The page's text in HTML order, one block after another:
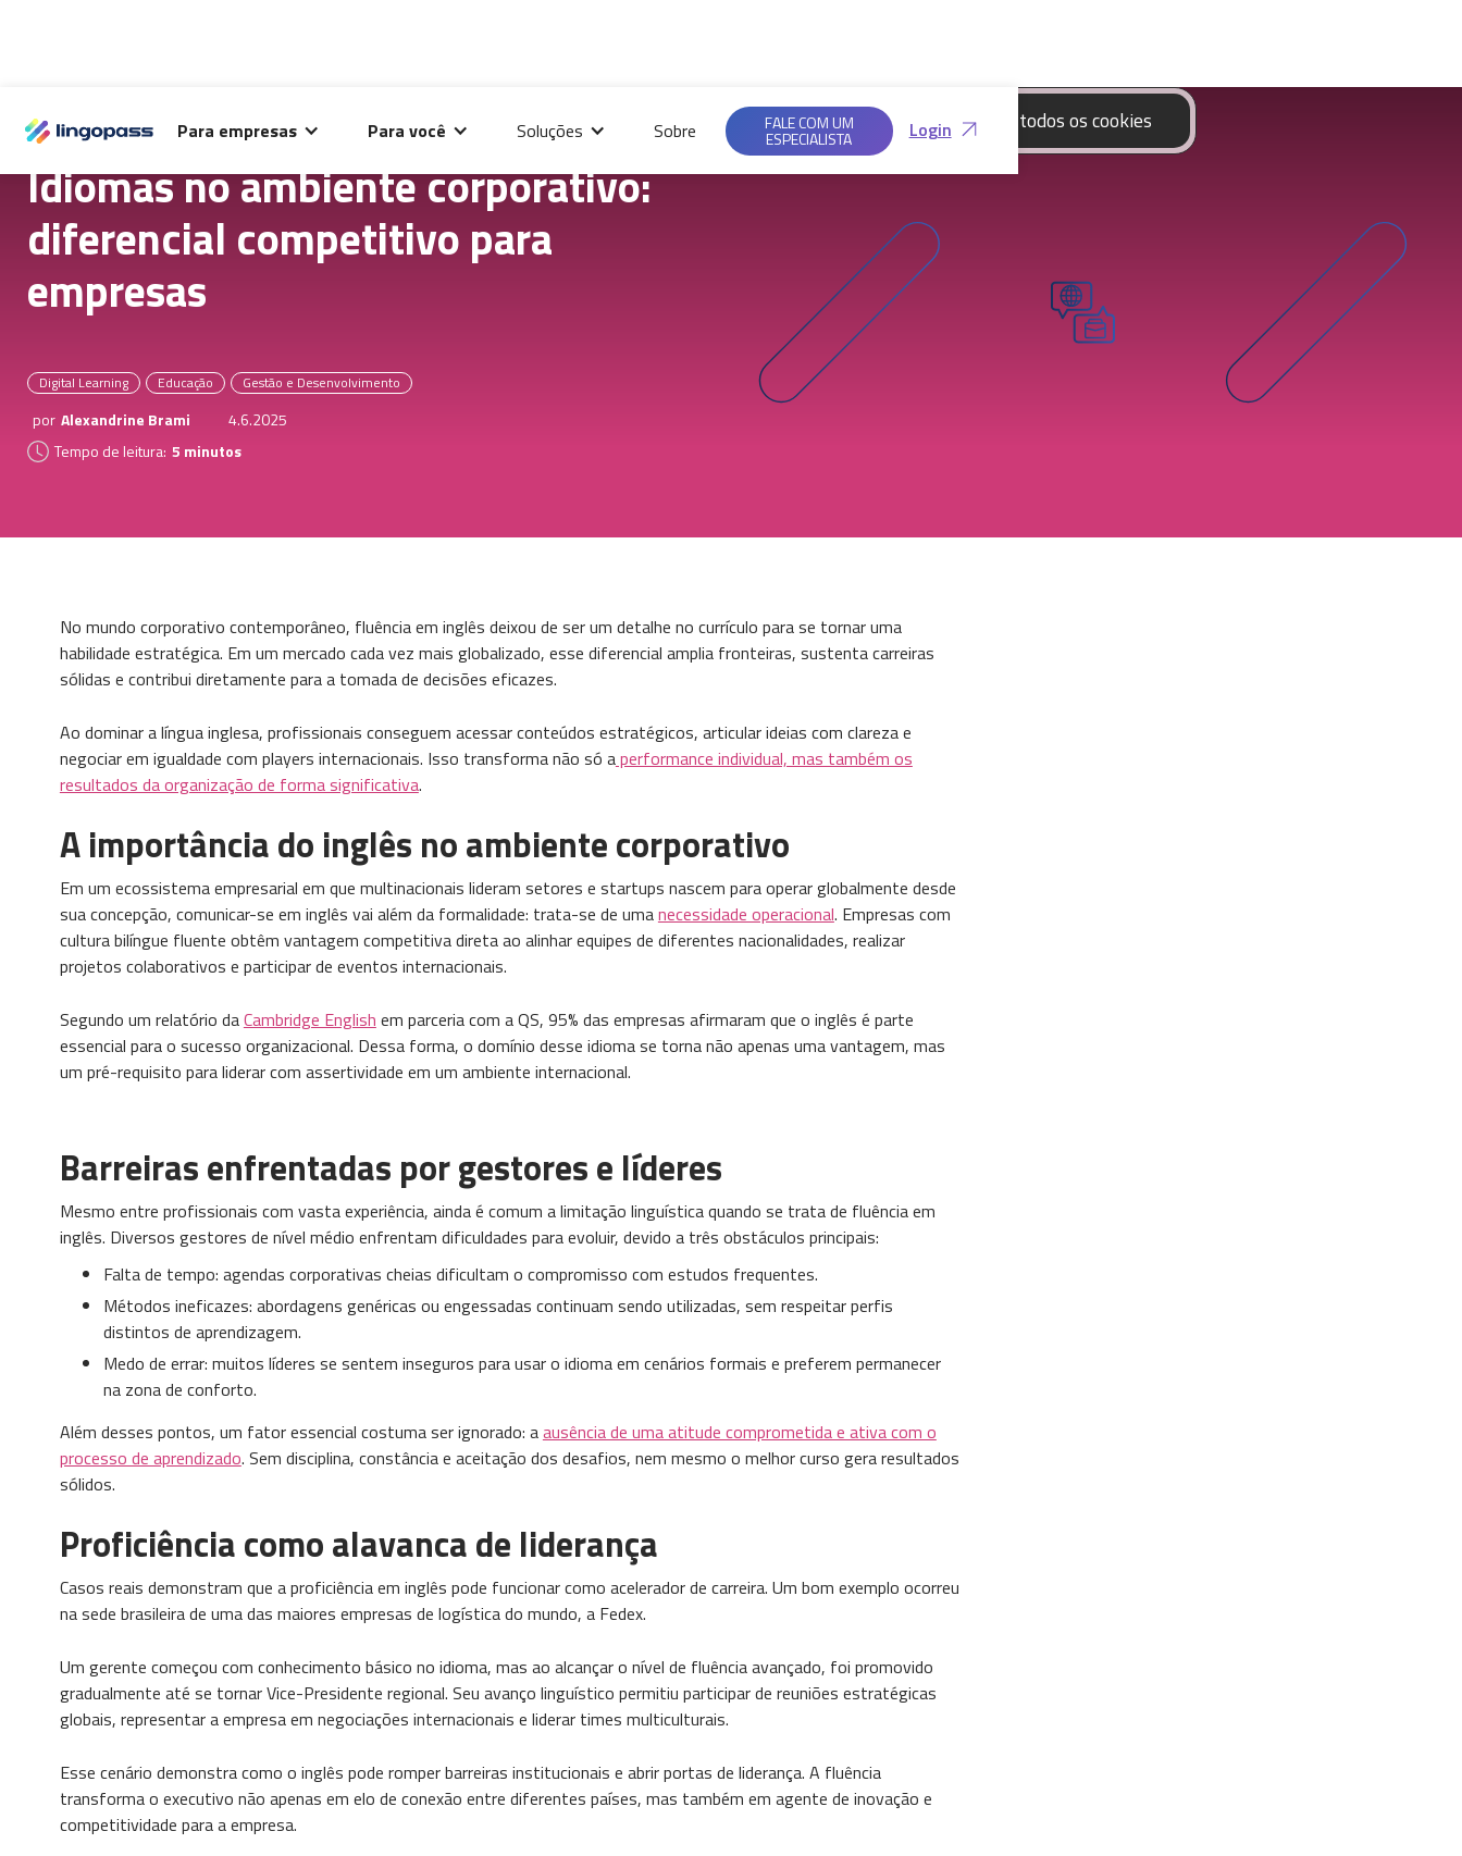
Para empresas Para você Soluções Sobre FALE COM UM
ESPECIALISTA Login
deste site e melhorar sua experiência de navegação.
Saiba mais em nossas
Políticas de
Privacidade.
Aceitar todos os cookies
Idiomas no ambiente corporativo:
diferencial competitivo para
empresas
Digital Learning Educação Gestão e Desenvolvimento
por Alexandrine Brami
4.6.2025
Tempo de leitura: 5 minutos
No mundo corporativo contemporâneo, fluência em inglês deixou de ser um detalhe no currículo para se tornar uma
habilidade estratégica. Em um mercado cada vez mais globalizado, esse diferencial amplia fronteiras, sustenta carreiras
sólidas e contribui diretamente para a tomada de decisões eficazes.
Ao dominar a língua inglesa, profissionais conseguem acessar conteúdos estratégicos, articular ideias com clareza e
negociar em igualdade com players internacionais. Isso transforma não só aperformance individual, mas também os
resultados da organização de forma significativa.
A importância do inglês no ambiente corporativo
Em um ecossistema empresarial em que multinacionais lideram setores e startups nascem para operar globalmente desde
sua concepção, comunicar-se em inglês vai além da formalidade: trata-se de umanecessidade operacional. Empresas com
cultura bilíngue fluente obtêm vantagem competitiva direta ao alinhar equipes de diferentes nacionalidades, realizar
projetos colaborativos e participar de eventos internacionais.
Segundo um relatório daCambridge English em parceria com a QS, 95% das empresas afirmaram que o inglês é parte
essencial para o sucesso organizacional. Dessa forma, o domínio desse idioma se torna não apenas uma vantagem, mas
um pré-requisito para liderar com assertividade em um ambiente internacional.
Barreiras enfrentadas por gestores e líderes
Mesmo entre profissionais com vasta experiência, ainda é comum a limitação linguística quando se trata de fluência em
inglês. Diversos gestores de nível médio enfrentam dificuldades para evoluir, devido a três obstáculos principais:
Falta de tempo: agendas corporativas cheias dificultam o compromisso com estudos frequentes.
Métodos ineficazes: abordagens genéricas ou engessadas continuam sendo utilizadas, sem respeitar perfis
distintos de aprendizagem.
Medo de errar: muitos líderes se sentem inseguros para usar o idioma em cenários formais e preferem permanecer
na zona de conforto.
Além desses pontos, um fator essencial costuma ser ignorado: aausência de uma atitude comprometida e ativa com o
processo de aprendizado. Sem disciplina, constância e aceitação dos desafios, nem mesmo o melhor curso gera resultados
sólidos.
Proficiência como alavanca de liderança
Casos reais demonstram que a proficiência em inglês pode funcionar como acelerador de carreira. Um bom exemplo ocorreu
na sede brasileira de uma das maiores empresas de logística do mundo, a Fedex.
Um gerente começou com conhecimento básico no idioma, mas ao alcançar o nível de fluência avançado, foi promovido
gradualmente até se tornar Vice-Presidente regional. Seu avanço linguístico permitiu participar de reuniões estratégicas
globais, representar a empresa em negociações internacionais e liderar times multiculturais.
Esse cenário demonstra como o inglês pode romper barreiras institucionais e abrir portas de liderança. A fluência
transforma o executivo não apenas em elo de conexão entre diferentes países, mas também em agente de inovação e
competitividade para a empresa.